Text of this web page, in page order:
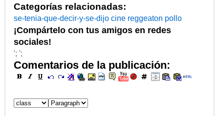
Categorías relacionadas:
se-tenia-que-decir-y-se-dijocine reggeaton pollo
¡Compártelo con tus amigos en redes
sociales!
'; ';
Comentarios de la publicación: